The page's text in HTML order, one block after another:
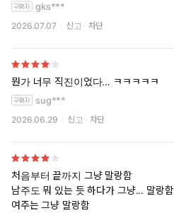
gks***
2026.07.07 신고 차단
뭔가 너무 직진이었다… ㅋㅋㅋㅋㅋ
sug***
2026.06.29 신고 차단
처음부터 끝까지 그냥 말랑함
남주도 뭐 있는 듯 하다가 그냥... 말랑함
여주는 그냥 말랑함